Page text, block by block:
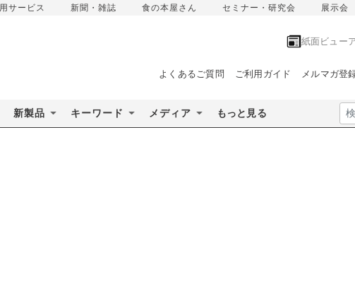
サービス 新聞・雑誌 食の本屋さん セミナー・研究会 展示会
紙面ビュー
よくあるご質問 ご利用ガイド メルマガ登
新製品 キーワード メディア もっと見る